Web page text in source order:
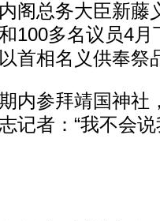
总务大臣新藤
100多名议员4月
首相名义供奉祭
参拜靖国神社
记者：“我不会